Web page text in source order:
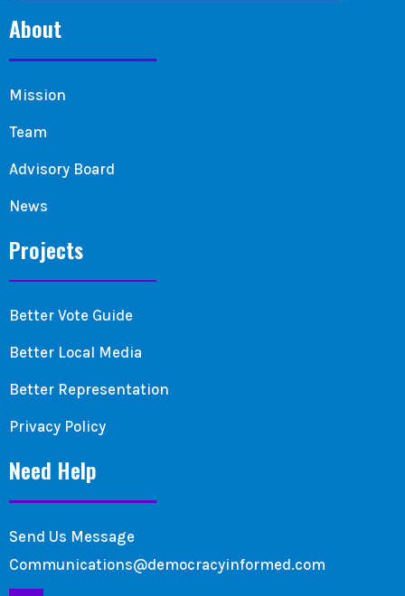
About
Mission
Team
Advisory Board
News
Projects
Better Vote Guide
Better Local Media
Better Representation
Privacy Policy
Need Help
Send Us Message
Communications@democracyinformed.com